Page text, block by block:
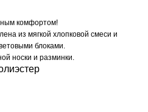
комфортом!
​​из мягкой хлопковой смеси и
блоками.
носки и разминки.